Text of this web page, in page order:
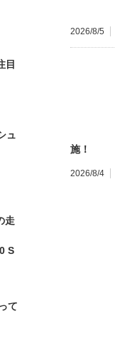
目
ュ
走
S
て
2026/8/5
施！
2026/8/4